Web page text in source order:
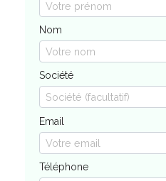
Nom
Société
Email
Téléphone